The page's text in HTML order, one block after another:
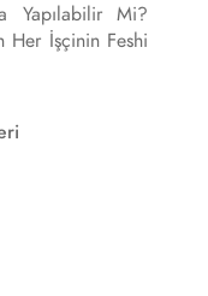
Yapılabilir Mi?
Her İşçinin Feshi